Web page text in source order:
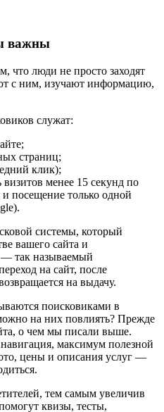
важны
что люди не просто заходят
с ним, изучают информацию,
служат:
страниц;
клик);
визитов менее 15 секунд по
посещение только одной
системы, который
вашего сайта и
— так называемый
на сайт, после
на выдачу.
поисковиками в
на них повлиять? Прежде
о чем мы писали выше.
максимум полезной
цены и описания услуг —
тем самым увеличив
квизы, тесты,